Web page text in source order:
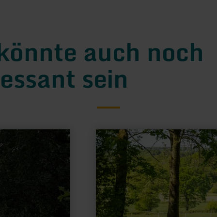
auch noch
sein
mehr
erfahren
zu:
Geplante
Rückhaltebecken
–
Vorsorge
mit
Weitblick